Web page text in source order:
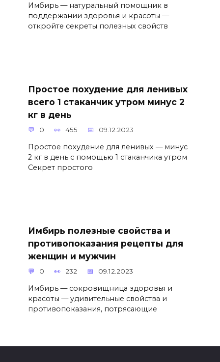
Имбирь — натуральный помощник в
поддержании здоровья и красоты —
откройте секреты полезных свойств
Простое похудение для ленивых
всего 1 стаканчик утром минус 2
кг в день
0 455 09.12.2023
Простое похудение для ленивых — минус
2 кг в день с помощью 1 стаканчика утром
Секрет простого
Имбирь полезные свойства и
противопоказания рецепты для
женщин и мужчин
0 232 09.12.2023
Имбирь — сокровищница здоровья и
красоты — удивительные свойства и
противопоказания, потрясающие